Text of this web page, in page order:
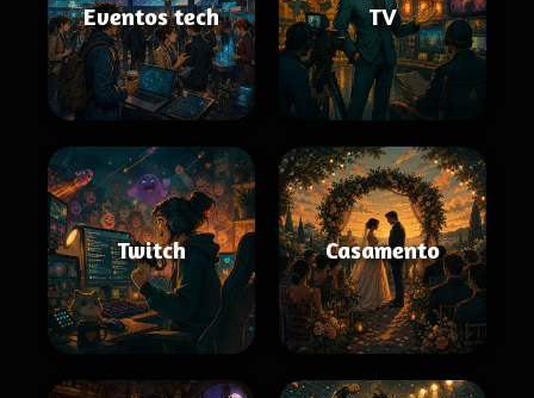
Eventos tech TV
Twitch Casamento